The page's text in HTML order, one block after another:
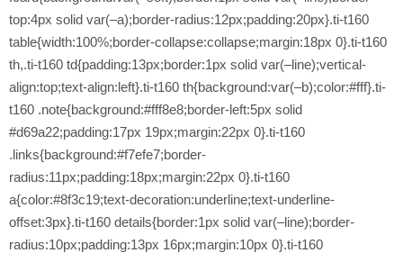
top:4px solid var(–a);border-radius:12px;padding:20px}.ti-t160
table{width:100%;border-collapse:collapse;margin:18px 0}.ti-t160
th,.ti-t160 td{padding:13px;border:1px solid var(–line);vertical-
align:top;text-align:left}.ti-t160 th{background:var(–b);color:#fff}.ti-
t160 .note{background:#fff8e8;border-left:5px solid
#d69a22;padding:17px 19px;margin:22px 0}.ti-t160
.links{background:#f7efe7;border-
radius:11px;padding:18px;margin:22px 0}.ti-t160
a{color:#8f3c19;text-decoration:underline;text-underline-
offset:3px}.ti-t160 details{border:1px solid var(–line);border-
radius:10px;padding:13px 16px;margin:10px 0}.ti-t160